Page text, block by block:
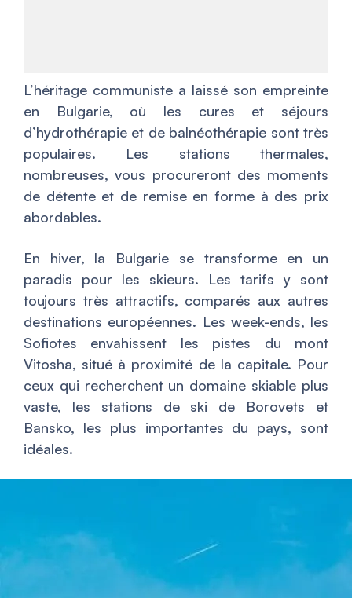
L’héritage communiste a laissé son empreinte
en Bulgarie, où les cures et séjours
d’hydrothérapie et de balnéothérapie sont très
populaires. Les stations thermales,
nombreuses, vous procureront des moments
de détente et de remise en forme à des prix
abordables.
En hiver, la Bulgarie se transforme en un
paradis pour les skieurs. Les tarifs y sont
toujours très attractifs, comparés aux autres
destinations européennes. Les week-ends, les
Sofiotes envahissent les pistes du mont
Vitosha, situé à proximité de la capitale. Pour
ceux qui recherchent un domaine skiable plus
vaste, les stations de ski de Borovets et
Bansko, les plus importantes du pays, sont
idéales.